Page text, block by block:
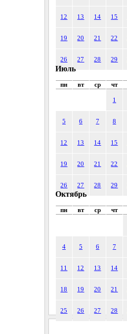
12 13 14 15
19 20 21 22
26 27 28 29
Июль
пн вт ср чт
1
5 6 7 8
12 13 14 15
19 20 21 22
26 27 28 29
Октябрь
пн вт ср чт
4 5 6 7
11 12 13 14
18 19 20 21
25 26 27 28